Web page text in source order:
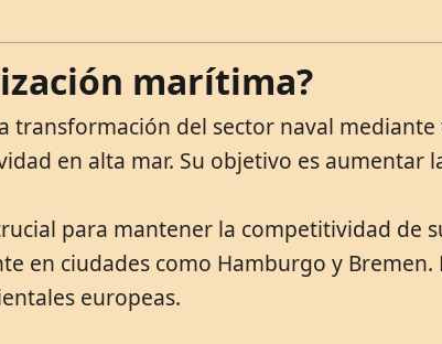
marítima?
transformación del sector naval
en alta mar. Su objetivo es
para mantener la competitividad
en ciudades como Hamburgo y
europeas.